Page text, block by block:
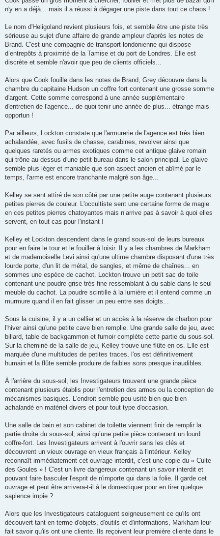
n'y en a déjà... mais il a réussi à dégager une piste dans tout ce chaos !
Le nom d'Heligoland revient plusieurs fois, et semble être une piste très
sérieuse au sujet d'une affaire de grande ampleur d'après les notes de
Brand. C'est une compagnie de transport londonienne qui dispose
d’entrepôts à proximité de la Tamise et du port de Londres. Elle est
discrète et semble n'avoir que peu de clients officiels...
Alors que Cook fouille dans les notes de Brand, Grey découvre dans la
chambre du capitaine Hudson un coffre fort contenant une grosse somme
d'argent. Cette somme correspond à une année supplémentaire
d'entretien de l'agence... de quoi tenir une année de plus... étrange mais
opportun !
Par ailleurs, Lockton constate que l'armurerie de l'agence est très bien
achalandée, avec fusils de chasse, carabines, revolver ainsi que
quelques raretés ou armes exotiques comme cet antique glaive romain
qui trône au dessus d'une petit bureau dans le salon principal. Le glaive
semble plus léger et maniable que son aspect ancien et abîmé par le
temps, l'arme est encore tranchante malgré son âge...
Kelley se sent attiré de son côté par une petite auge contenant plusieurs
petites pierres de couleur. L'occultiste sent une certaine forme de magie
en ces petites pierres chatoyantes mais n’arrive pas à savoir à quoi elles
servent, en tout cas pour l'instant !
Kelley et Lockton descendent dans le grand sous-sol de leurs bureaux
pour en faire le tour et le fouiller à loisir. Il y a les chambres de Markham
et de mademoiselle Levi ainsi qu'une ultime chambre disposant d'une très
lourde porte, d'un lit de métal, de sangles, et même de chaînes... en
sommes une espèce de cachot. Lockton trouve un petit sac de toile
contenant une poudre grise très fine ressemblant à du sable dans le seul
meuble du cachot. La poudre scintille à la lumière et il entend comme un
murmure quand il en fait glisser un peu entre ses doigts...
Sous la cuisine, il y a un cellier et un accès à la réserve de charbon pour
l'hiver ainsi qu'une petite cave bien remplie. Une grande salle de jeu, avec
billard, table de backgammon et fumoir complète cette partie du sous-sol.
Sur la cheminé de la salle de jeu, Kelley trouve une flûte en os. Elle est
marquée d'une multitudes de petites traces, l'os est définitivement
humain et la flûte semble produire de faibles sons presque inaudibles.
À l'arrière du sous-sol, les Investigateurs trouvent une grande pièce
contenant plusieurs établis pour l'entretien des armes ou la conception de
mécanismes basiques. L'endroit semble peu usité bien que bien
achalandé en matériel divers et pour tout type d'occasion.
Une salle de bain et son cabinet de toilette viennent finir de remplir la
partie droite du sous-sol, ainsi qu’une petite pièce contenant un lourd
coffre-fort. Les Investigateurs arrivent à l'ouvrir sans les clés et
découvrent un vieux ouvrage en vieux français à l'intérieur. Kelley
reconnaît immédiatement cet ouvrage interdit, c'est une copie du « Culte
des Goules » ! C'est un livre dangereux contenant un savoir interdit et
pouvant faire basculer l'esprit de n'importe qui dans la folie. Il garde cet
ouvrage et peut être arrivera-t-il à le domestiquer pour en tirer quelque
sapience impie ?
Alors que les Investigateurs cataloguent soigneusement ce qu'ils ont
découvert tant en terme d'objets, d'outils et d'informations, Markham leur
fait savoir qu'ils ont une cliente. Ils reçoivent leur première cliente dans le